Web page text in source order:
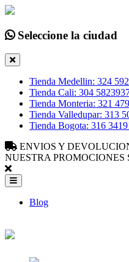
Seleccione la ciudad
Tienda Medellin: 324
Tienda Cali: 304
Tienda Monteria: 321
Tienda Valledupar: 313
Tienda Bogota: 316
ENVIOS Y
NUESTRA PROMOCIONES
Blog